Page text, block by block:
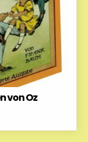
von Oz